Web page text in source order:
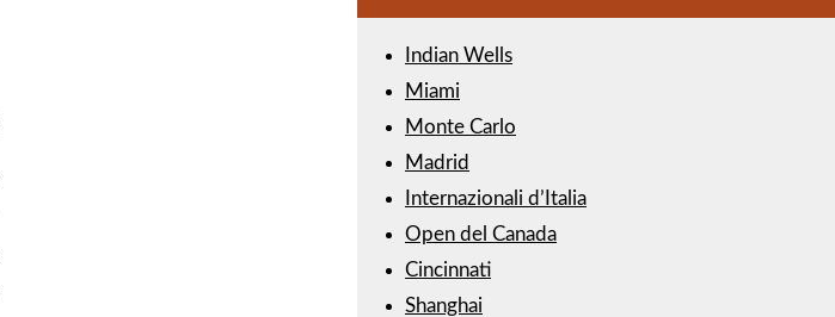
Indian Wells
Miami
Monte Carlo
Madrid
Internazionali d’Italia
Open del Canada
Cincinnati
Shanghai